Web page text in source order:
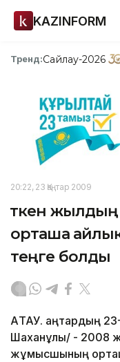
KAZINFORM
Тренд:Сайлау-2026
20:22, 23 Қаңтар 2009
Өткен
орташа
теңге болды
АҚТАУ. Қаңтардың
Шаханұлы/ - 2008
жұмысшының